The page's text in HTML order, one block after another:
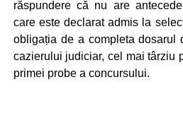
răspundere că nu are
care este declarat admis la
obligația de a completa dosarul
cazierului judiciar, cel mai târziu
primei probe a concursului.